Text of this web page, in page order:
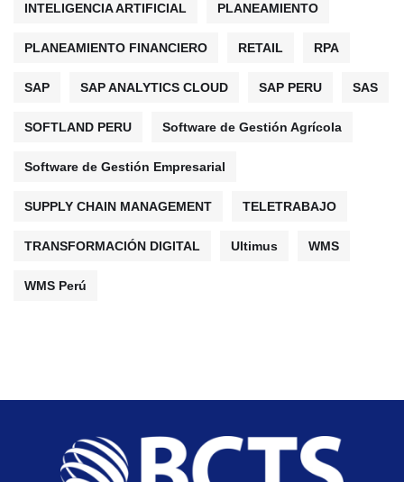
INTELIGENCIA ARTIFICIAL PLANEAMIENTO
PLANEAMIENTO FINANCIERO RETAIL RPA
SAP SAP ANALYTICS CLOUD SAP PERU SAS
SOFTLAND PERU Software de Gestión Agrícola
Software de Gestión Empresarial
SUPPLY CHAIN MANAGEMENT TELETRABAJO
TRANSFORMACIÓN DIGITAL Ultimus WMS
WMS Perú